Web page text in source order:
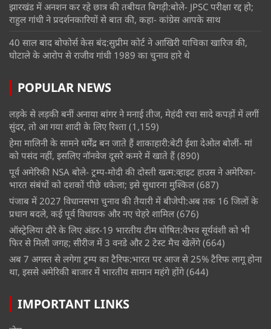
झारखंड में अनशन कर रहे छात्र की तबीयत बिगड़ी:बोले- JPSC परीक्षा रद्द हो;
राहुल गांधी ने प्रदर्शनकारियों से बात की, कहा- कांग्रेस आपके साथ
40 साल बाद बोफोर्स केस बंद:सुप्रीम कोर्ट ने आखिरी याचिका खारिज की,
घोटाले के आरोप से राजीव गांधी 1989 का चुनाव हारे थे
POPULAR NEWS
लड़के से लड़की बनीं अनाया बांगर ने मनाई तीज, मेहंदी रचा सादे कपड़ों में लगीं
सुंदर, तो आ गया शादी के लिए रिश्ता (1,159)
हेमा मालिनी के सामने धर्मेंद्र बन जाते हैं शाकाहारी:बेटी ईशा देओल बोलीं- मां
को पसंद नहीं, इसलिए नॉनवेज दूसरे कमरे में खाते हैं (890)
पूर्व अमेरिकी NSA बोले- ट्रम्प-मोदी की दोस्ती खत्म:व्हाइट हाउस ने अमेरिका-
भारत संबंधों को दशकों पीछे धकेला; इसे सुधारना मुश्किल (687)
पंजाब में 2027 विधानसभा चुनाव की तैयारी में बीजेपी:अब तक 16 जिलों के
प्रधान बदले, कई पूर्व विधायक और नए चेहरे शामिल (676)
ऑस्ट्रेलिया दौरे के लिए अंडर-19 भारतीय टीम घोषित:वैभव सूर्यवंशी को भी
फिर से मिली जगह; सीरीज में 3 वनडे और 2 टेस्ट मैच खेलेंगे (664)
अब 7 अगस्त से लगेगा ट्रम्प का टैरिफ:भारत पर आज से 25% टैरिफ लागू होना
था, इससे अमेरिकी बाजार में भारतीय सामान महंगे होंगे (644)
IMPORTANT LINKS